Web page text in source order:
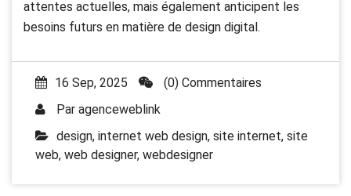
attentes actuelles, mais également anticipent les
besoins futurs en matière de design digital.
16 Sep, 2025
(0) Commentaires
Par agenceweblink
design, internet web design, site internet, site
web, web designer, webdesigner